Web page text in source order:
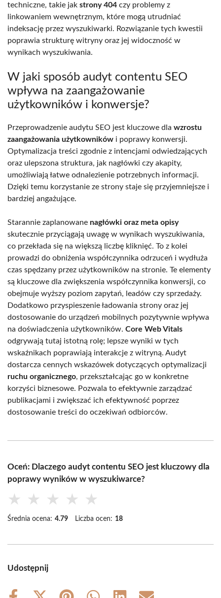
techniczne, takie jak strony 404 czy problemy z
linkowaniem wewnętrznym, które mogą utrudniać
indeksację przez wyszukiwarki. Rozwiązanie tych kwestii
poprawia strukturę witryny oraz jej widoczność w
wynikach wyszukiwania.
W jaki sposób audyt contentu SEO
wpływa na zaangażowanie
użytkowników i konwersje?
Przeprowadzenie audytu SEO jest kluczowe dla wzrostu
zaangażowania użytkowników i poprawy konwersji.
Optymalizacja treści zgodnie z intencjami odwiedzających
oraz ulepszona struktura, jak nagłówki czy akapity,
umożliwiają łatwe odnalezienie potrzebnych informacji.
Dzięki temu korzystanie ze strony staje się przyjemniejsze i
bardziej angażujące.
Starannie zaplanowane nagłówki oraz meta opisy
skutecznie przyciągają uwagę w wynikach wyszukiwania,
co przekłada się na większą liczbę kliknięć. To z kolei
prowadzi do obniżenia współczynnika odrzuceń i wydłuża
czas spędzany przez użytkowników na stronie. Te elementy
są kluczowe dla zwiększenia współczynnika konwersji, co
obejmuje wyższy poziom zapytań, leadów czy sprzedaży.
Dodatkowo przyspieszenie ładowania strony oraz jej
dostosowanie do urządzeń mobilnych pozytywnie wpływa
na doświadczenia użytkowników. Core Web Vitals
odgrywają tutaj istotną rolę; lepsze wyniki w tych
wskaźnikach poprawiają interakcje z witryną. Audyt
dostarcza cennych wskazówek dotyczących optymalizacji
ruchu organicznego, przekształcając go w konkretne
korzyści biznesowe. Pozwala to efektywnie zarządzać
publikacjami i zwiększać ich efektywność poprzez
dostosowanie treści do oczekiwań odbiorców.
Oceń: Dlaczego audyt contentu SEO jest kluczowy dla
poprawy wyników w wyszukiwarce?
★ ★ ★ ★ ★
Średnia ocena: 4.79 Liczba ocen: 18
Udostępnij